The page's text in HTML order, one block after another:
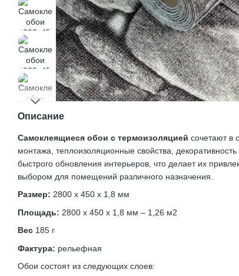
Описание
Самоклеящиеся обои с термоизоляцией сочетают в
монтажа, теплоизоляционные свойства,
быстрого обновления интерьеров, что делает их
выбором для помещений различного назначения.
Размер: 2800 х 450 х 1,8 мм
Площадь: 2800 х 450 х 1,8 мм – 1,26 м2
Вес 185 г
Фактура: рельефная
Обои состоят из следующих слоев: